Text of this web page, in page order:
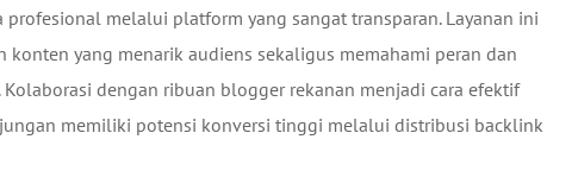
melalui platform yang sangat transparan. Layanan ini
yang menarik audiens sekaligus memahami peran dan
dengan ribuan blogger rekanan menjadi cara efektif
memiliki potensi konversi tinggi melalui distribusi backlink